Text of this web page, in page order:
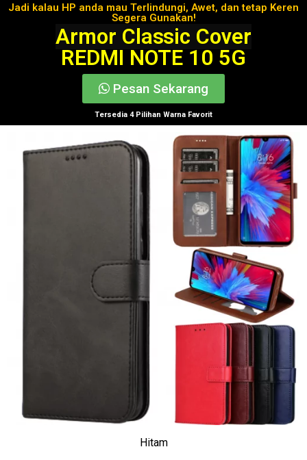
Jadi kalau HP anda mau Terlindungi, Awet, dan tetap Keren
Segera Gunakan!
Armor Classic Cover
REDMI NOTE 10 5G
Pesan Sekarang
Tersedia 4 Pilihan Warna Favorit
Hitam